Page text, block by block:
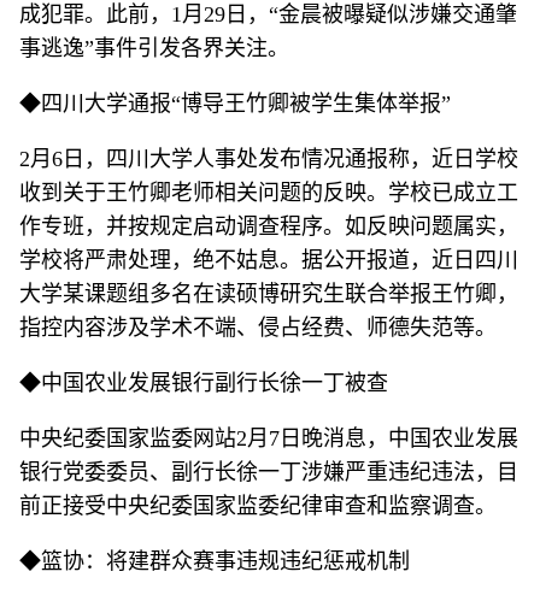
成犯罪。此前，1月29日，“金晨被曝疑似涉嫌交通肇
事逃逸”事件引发各界关注。
◆四川大学通报“博导王竹卿被学生集体举报”
2月6日，四川大学人事处发布情况通报称，近日学校
收到关于王竹卿老师相关问题的反映。学校已成立工
作专班，并按规定启动调查程序。如反映问题属实，
学校将严肃处理，绝不姑息。据公开报道，近日四川
大学某课题组多名在读硕博研究生联合举报王竹卿，
指控内容涉及学术不端、侵占经费、师德失范等。
◆中国农业发展银行副行长徐一丁被查
中央纪委国家监委网站2月7日晚消息，中国农业发展
银行党委委员、副行长徐一丁涉嫌严重违纪违法，目
前正接受中央纪委国家监委纪律审查和监察调查。
◆篮协：将建群众赛事违规违纪惩戒机制